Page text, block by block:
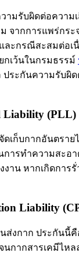
ามรับผิดต่อความ
จากการแพร่กระ
ะกรณีสะสมต่อเนื่
กเว้นในกรมธรรม์
ประกันความรับผิ
Liability (PLL)
ดเก็บกากอันตรา
ารทำความสะอาด
งาน หากเกิดการ
Liability
ส่งกาก ประกันนี้คื
นกากสารเคมีไหล